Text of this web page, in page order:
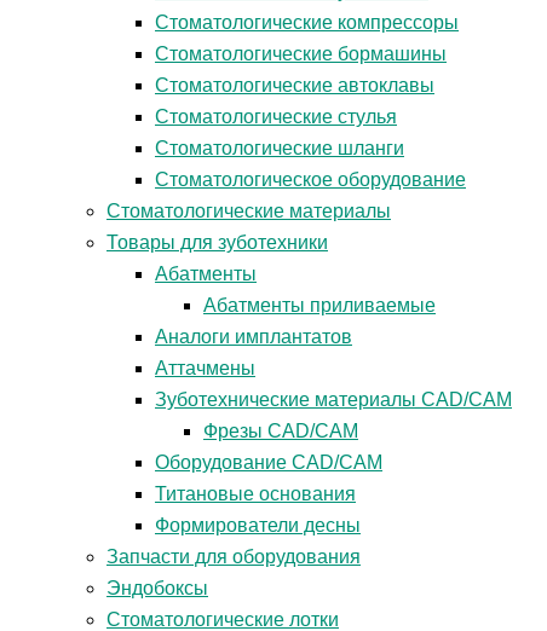
Стоматологические компрессоры
Стоматологические бормашины
Стоматологические автоклавы
Стоматологические стулья
Стоматологические шланги
Стоматологическое оборудование
Стоматологические материалы
Товары для зуботехники
Абатменты
Абатменты приливаемые
Аналоги имплантатов
Аттачмены
Зуботехнические материалы CAD/CAM
Фрезы CAD/CAM
Оборудование CAD/CAM
Титановые основания
Формирователи десны
Запчасти для оборудования
Эндобоксы
Стоматологические лотки